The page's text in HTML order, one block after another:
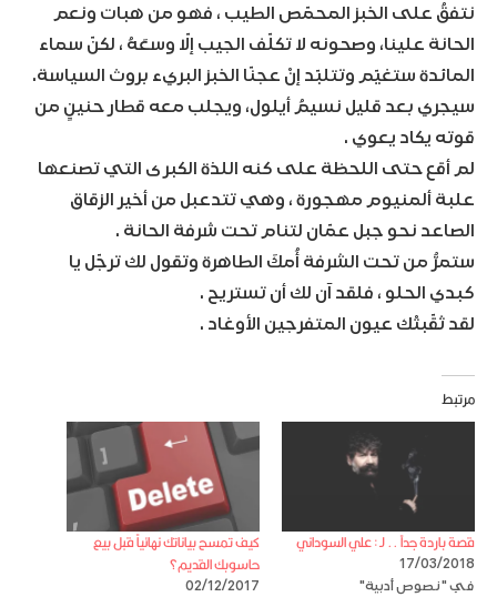
نتفقُ على الخبز المحمّص الطيب ، فهو من هبات ونعم
الحانة علينا، وصحونه لا تكلّف الجيب إلّا وسعَهُ ، لكنّ سماء
المائدة ستغيّم وتتلبّد إنْ عجنّا الخبز البريء بروث السياسة.
سيجري بعد قليل نسيمُ أيلول، ويجلب معه قطار حنينٍ من
قوته يكاد يعوي .
لم أقع حتى اللحظة على كنه اللذة الكبرى التي تصنعها
علبة ألمنيوم مهجورة ، وهي تتدعبل من أخير الزقاق
الصاعد نحو جبل عمّان لتنام تحت شرفة الحانة .
ستمرُّ من تحت الشرفة أُمكَ الطاهرة وتقول لك ترجّل يا
كبدي الحلو ، فلقد آن لك أن تستريح .
لقد ثقّبتْك عيون المتفرجين الأوغاد .
مرتبط
قصة باردة جداً .. لـ : علي السوداني
17/03/2018
في "نصوص أدبية"
كيف تمسح بياناتك نهائياً قبل بيع
حاسوبك القديم؟
02/12/2017